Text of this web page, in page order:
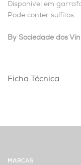
Disponível em
Pode conter sulfitos.
By Sociedade dos
Ficha Técnica
MARCAS